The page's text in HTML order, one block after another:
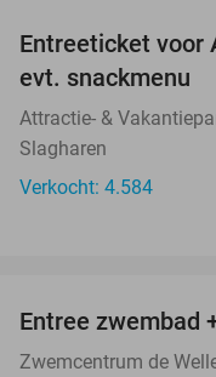
Entreeticket voor
evt. snackmenu
Attractie- &
Slagharen
Verkocht: 4.584
Entree zwembad
Zwemcentrum de